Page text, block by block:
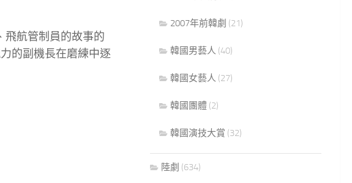
飛航管制員的故事的
的副機長在磨練中逐
2007年前韓劇 (21)
韓國男藝人 (40)
韓國女藝人 (27)
韓國團體 (2)
韓國演技大賞 (32)
陸劇 (634)